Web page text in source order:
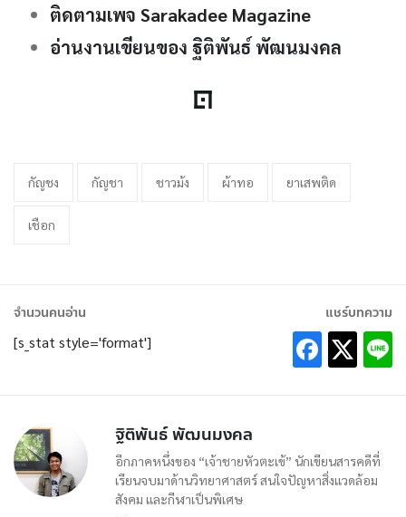
ติดตามเพจ Sarakadee Magazine
อ่านงานเขียนของ ฐิติพันธ์ พัฒนมงคล
กัญชง กัญชา ชาวม้ง ผ้าทอ ยาเสพติด
เชือก
จำนวนคนอ่าน
[s_stat style='format']
แชร์บทความ
ฐิติพันธ์ พัฒนมงคล
อีกภาคหนึ่งของ “เจ้าชายหัวตะเข้” นักเขียนสารคดีที่
เรียนจบมาด้านวิทยาศาสตร์ สนใจปัญหาสิ่งแวดล้อม
สังคม และกีฬาเป็นพิเศษ